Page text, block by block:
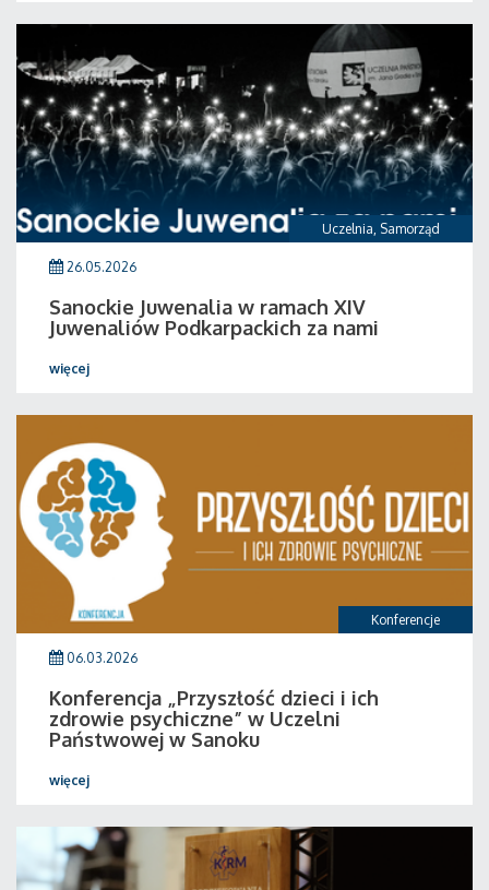
Uczelnia, Samorząd
26.05.2026
Sanockie Juwenalia w ramach XIV
Juwenaliów Podkarpackich za nami
więcej
Konferencje
06.03.2026
Konferencja „Przyszłość dzieci i ich
zdrowie psychiczne” w Uczelni
Państwowej w Sanoku
więcej